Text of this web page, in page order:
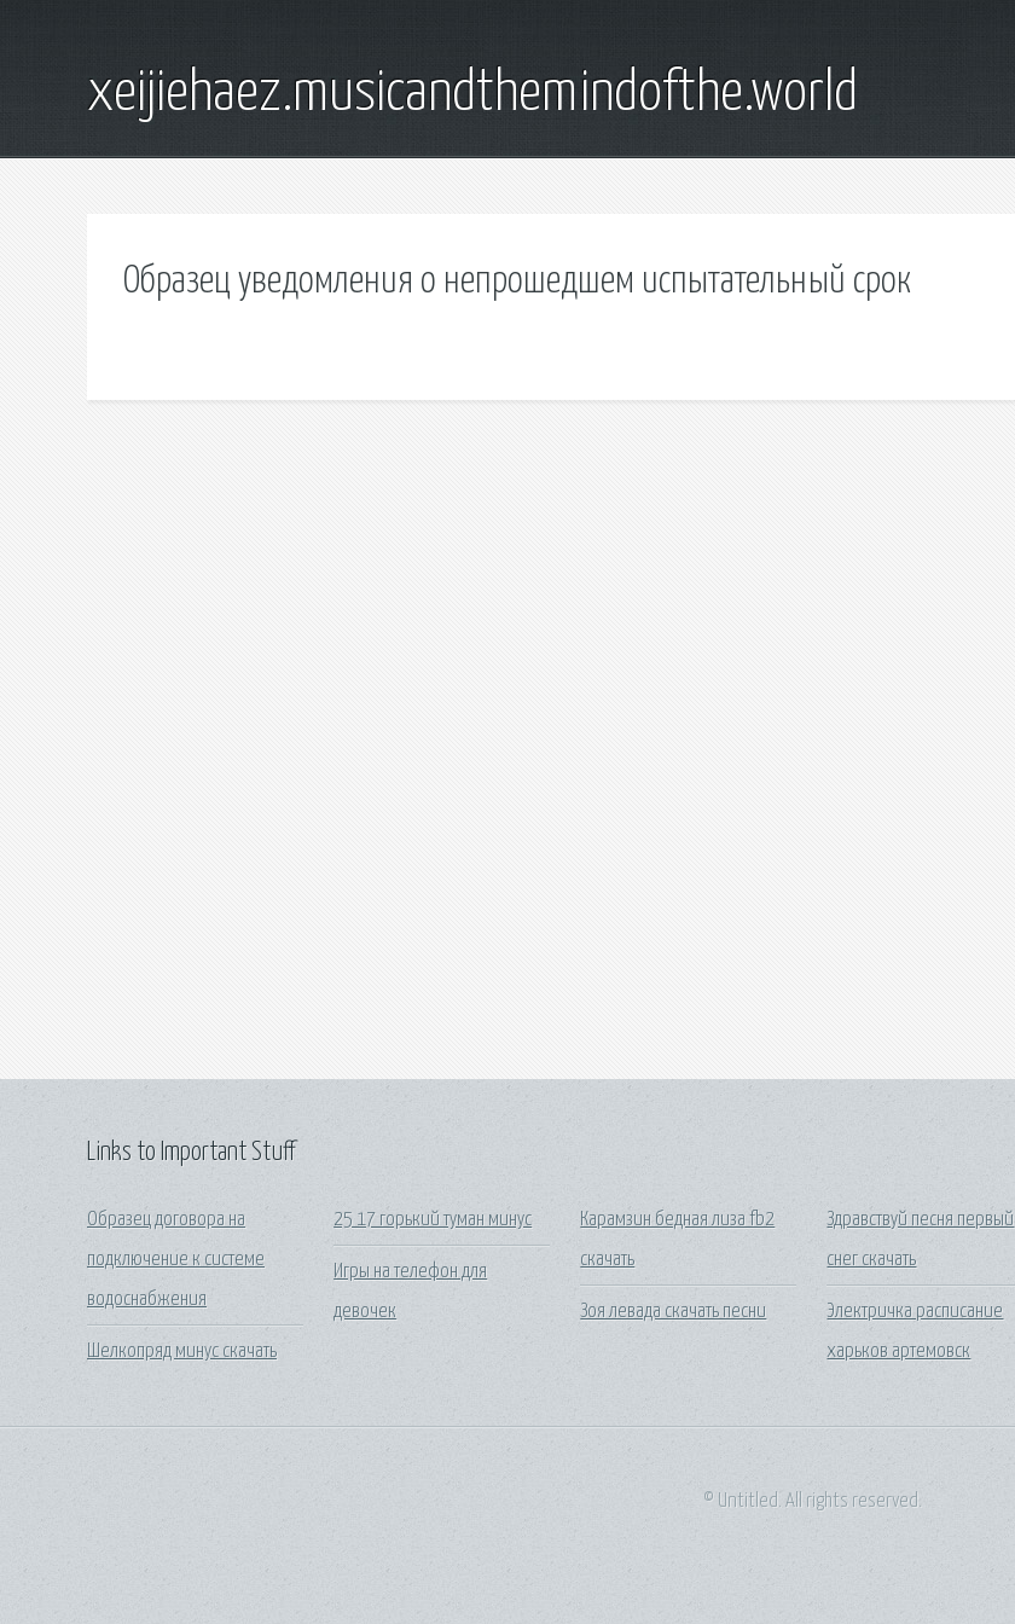
xeijiehaez.musicandthemindofthe.world
Образец уведомления о непрошедшем испытательный срок
Links to Important Stuff
Образец договора на
подключение к системе
водоснабжения
Шелкопряд минус скачать
25 17 горький туман минус
Игры на телефон для
девочек
Карамзин бедная лиза fb2
скачать
Зоя левада скачать песни
Здравствуй песня первый
снег скачать
Электричка расписание
харьков артемовск
© Untitled. All rights reserved.